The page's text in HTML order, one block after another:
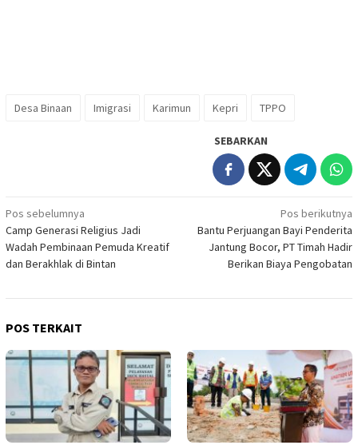
Desa Binaan Imigrasi Karimun Kepri TPPO
SEBARKAN
Navigasi
pos
Pos sebelumnya
Camp Generasi Religius Jadi
Wadah Pembinaan Pemuda Kreatif
dan Berakhlak di Bintan
Pos berikutnya
Bantu Perjuangan Bayi Penderita
Jantung Bocor, PT Timah Hadir
Berikan Biaya Pengobatan
POS TERKAIT